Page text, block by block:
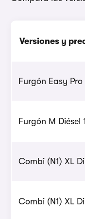
Versiones y
Furgón Easy
Furgón M
Combi (N1) XL
Combi (N1) XL